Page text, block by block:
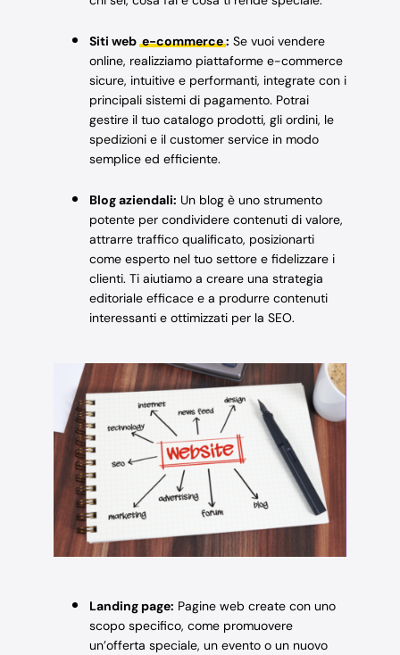
Siti web e-commerce: Se vuoi vendere
online, realizziamo piattaforme e-commerce
sicure, intuitive e performanti, integrate con i
principali sistemi di pagamento. Potrai
gestire il tuo catalogo prodotti, gli ordini, le
spedizioni e il customer service in modo
semplice ed efficiente.
Blog aziendali: Un blog è uno strumento
potente per condividere contenuti di valore,
attrarre traffico qualificato, posizionarti
come esperto nel tuo settore e fidelizzare i
clienti. Ti aiutiamo a creare una strategia
editoriale efficace e a produrre contenuti
interessanti e ottimizzati per la SEO.
Landing page: Pagine web create con uno
scopo specifico, come promuovere
un’offerta speciale, un evento o un nuovo